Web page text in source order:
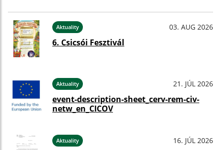
Aktuality 03. AUG 2026
6. Csicsói Fesztivál
Aktuality 21. JÚL 2026
event-description-sheet_cerv-rem-civ-
netw_en_CICOV
Aktuality 16. JÚL 2026